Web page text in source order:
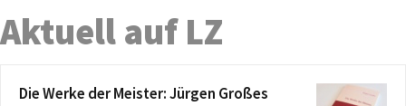
Aktuell auf LZ
Die Werke der Meister: Jürgen Großes